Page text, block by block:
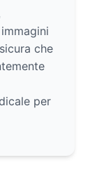
che
per